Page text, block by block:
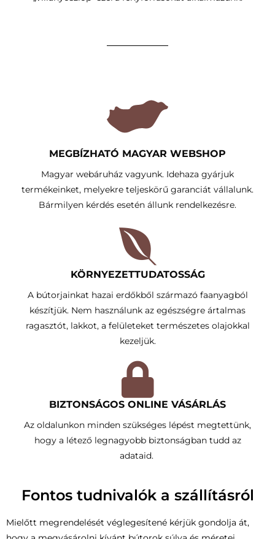
MEGBÍZHATÓ MAGYAR WEBSHOP
Magyar webáruház vagyunk. Idehaza gyárjuk
termékeinket, melyekre teljeskörű garanciát vállalunk.
Bármilyen kérdés esetén állunk rendelkezésre.
KÖRNYEZETTUDATOSSÁG​
A bútorjainkat hazai erdőkből származó faanyagból
készítjük. Nem használunk az egészségre ártalmas
ragasztót, lakkot, a felületeket természetes olajokkal
kezeljük.
BIZTONSÁGOS ONLINE VÁSÁRLÁS
Az oldalunkon minden szükséges lépést megtettünk,
hogy a létező legnagyobb biztonságban tudd az
adataid.
Fontos tudnivalók a szállításról
Mielőtt megrendelését véglegesítené kérjük gondolja át,